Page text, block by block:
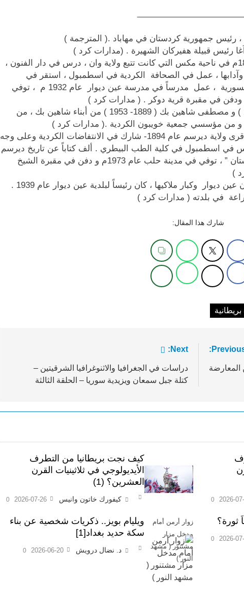
رئيس جمهورية كردستان في مهاباد .( المترجمة )
رئيس قبيلة هفيركان الشهيرة . (مدارات كرد )
حمزة بك مكسي ، ولد عام 1892م في ناحية مكس التي كانت تتبع ولاية وان ، درس في دار الفنون ،
، عمل في الصحافة الكردية في اسطمبول ، استقر في
سورية وحصل على الجنسية السورية ، عمل مدرساً في مدرسة عين ديوار عام 1932 م ، توفي
بوزان شاهين بك ( 1890- 1968 ) و مصطفى شاهين بك ( 1889- 1953 ) من أبناء شاهين بك ، من
من مؤسسي جمعية خويبون الكردية .( مدارات كرد )
نوري ديرسمي ، ولد في احدى قرى ولاية ديرسم عام 1894- شارك في الانتفاضات الكردية وعلى وجه
في اسطمبول في كلية الطب البيطري . ألف كتاباً عن تاريخ ديرسم
بعنوان ” ديرسم في تاريخ كردستان ” ، توفي في مدينة حلب عام 1973م و دفن في مقبرة الشيخ
)
عبد الكريم ملا صادق ، من أعيان عين ديوار وكبار ملاكيها ، كان رئيساً لبلدية عين ديوار عام 1939 .
في بلدته ( مدارات كرد )
شارك هذا المقال:
بريطانية
Next:
دراسات في الجغرافيا والاثنوغرافيا الشرقيتين –
كتلة جبل سمعان ويزيدية سوريا – الحلقة الثالثة
2026-
0
كيف نجت بريطانيا من التطرف
الأيديولوجي في ثلاثينيات القرن
العشرين؟ (1)
كيفورك خاتون وانيس 2026-07-26
0
ثورة؟
2026-
0
زوار أرمن أمام
مدخل مزار
مشتنور ( مشهد
النور )
ويليام بويز.. ذكريات شخصية عن بناء
سكة حديد بغداد[1]
د. نضال درويش 2026-06-20
0